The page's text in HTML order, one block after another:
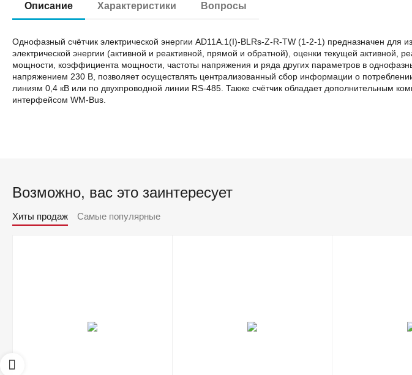
Описание Характеристики Вопросы
Однофазный счётчик электрической энергии AD11A.1(I)-BLRs-Z-R-TW (1-2-1) предназначен для
электрической энергии (активной и реактивной, прямой и обратной), оценки текущей активной,
мощности, коэффициента мощности, частоты напряжения и ряда других параметров в
напряжением 230 В, позволяет осуществлять централизованный сбор информации о
линиям 0,4 кВ или по двухпроводной линии RS-485. Также счётчик обладает дополнительным
интерфейсом WM-Bus.
Возможно, вас это заинтересует
Хиты продаж Самые популярные